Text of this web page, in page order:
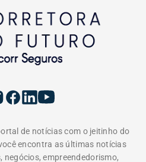
de notícias com o jeitinho do
encontra as últimas notícias
negócios, empreendedorismo,